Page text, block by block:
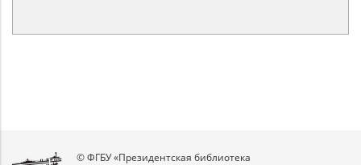
© ФГБУ «Президентская библиотека